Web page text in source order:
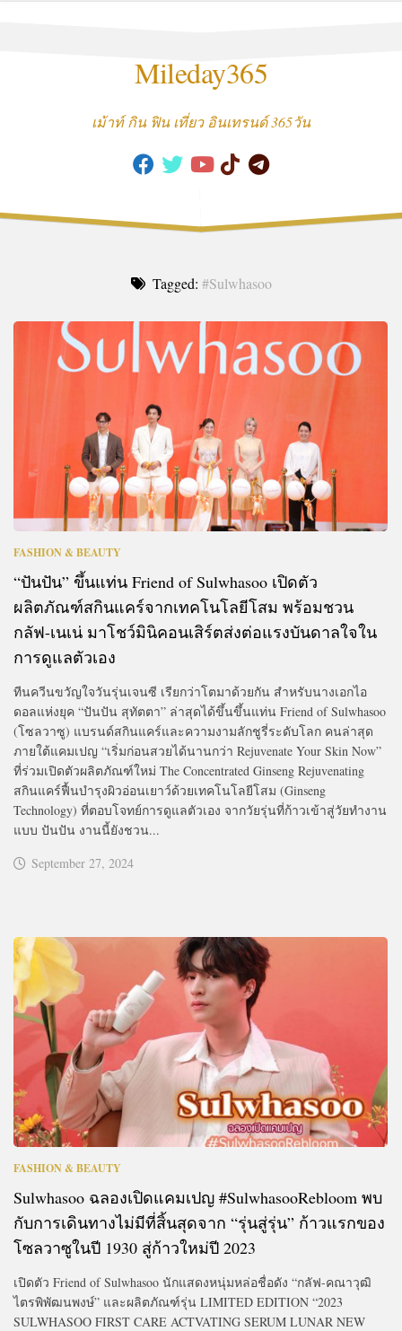
Mileday365
เม้าท์ กิน ฟิน เที่ยว อินเทรนด์ 365วัน
Tagged: #Sulwhasoo
FASHION & BEAUTY
“ปันปัน” ขึ้นแท่น Friend of Sulwhasoo เปิดตัว
ผลิตภัณฑ์สกินแคร์จากเทคโนโลยีโสม พร้อมชวน
กลัฟ-เนเน่ มาโชว์มินิคอนเสิร์ตส่งต่อแรงบันดาลใจใน
การดูแลตัวเอง
ทีนควีนขวัญใจวันรุ่นเจนซี เรียกว่าโตมาด้วยกัน สำหรับนางเอกไอ
ดอลแห่งยุค “ปันปัน สุทัตตา” ล่าสุดได้ขึ้นขึ้นแท่น Friend of Sulwhasoo
(โซลวาซู) แบรนด์สกินแคร์และความงามลักชูรี่ระดับโลก คนล่าสุด
ภายใต้แคมเปญ “เริ่มก่อนสวยได้นานกว่า Rejuvenate Your Skin Now”
ที่ร่วมเปิดตัวผลิตภัณฑ์ใหม่ The Concentrated Ginseng Rejuvenating
สกินแคร์ฟื้นบำรุงผิวอ่อนเยาว์ด้วยเทคโนโลยีโสม (Ginseng
Technology) ที่ตอบโจทย์การดูแลตัวเอง จากวัยรุ่นที่ก้าวเข้าสู่วัยทำงาน
แบบ ปันปัน งานนี้ยังชวน...
September 27, 2024
FASHION & BEAUTY
Sulwhasoo ฉลองเปิดแคมเปญ #SulwhasooRebloom พบ
กับการเดินทางไม่มีที่สิ้นสุดจาก “รุ่นสู่รุ่น” ก้าวแรกของ
โซลวาซูในปี 1930 สู่ก้าวใหม่ปี 2023
เปิดตัว Friend of Sulwhasoo นักแสดงหนุ่มหล่อชื่อดัง “กลัฟ-คณาวุฒิ
ไตรพิพัฒนพงษ์” และผลิตภัณฑ์รุ่น LIMITED EDITION “2023
SULWHASOO FIRST CARE ACTVATING SERUM LUNAR NEW